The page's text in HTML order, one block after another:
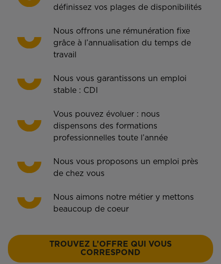
définissez vos plages de disponibilités
Nous offrons une rémunération fixe
grâce à l’annualisation du temps de
travail
Nous vous garantissons un emploi
stable : CDI
Vous pouvez évoluer : nous
dispensons des formations
professionnelles toute l’année
Nous vous proposons un emploi près
de chez vous
Nous aimons notre métier y mettons
beaucoup de coeur
TROUVEZ L’OFFRE QUI VOUS
CORRESPOND